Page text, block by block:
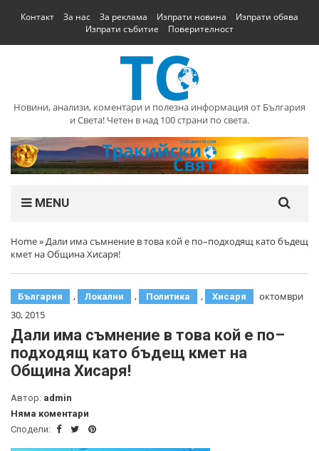
Контакт За нас За реклама Изпрати новина
Изпрати обява
Изпрати събитие
Поверителност
Новини, анализи, коментари и полезна информация от България
и Света! Четен в над 100 страни по света.
MENU
Home»Дали има съмнение в това кой е по–подходящ като бъдещ
кмет на Община Хисаря!
България , Локални , Политика , Хисаря
октомври
30, 2015
Дали има съмнение в това кой е по–
подходящ като бъдещ кмет на
Община Хисаря!
Автор: admin
Няма коментари
Сподели: